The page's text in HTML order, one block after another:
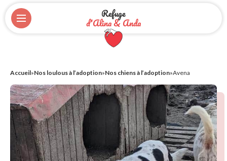
Refuge
d'Alina & Anda
Accueil»Nos loulous à l’adoption»Nos chiens à l’adoption»Avena